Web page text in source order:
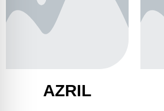
AZRIL